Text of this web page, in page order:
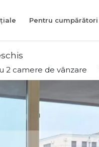
Pentru cumpărători
2 camere de vânzare